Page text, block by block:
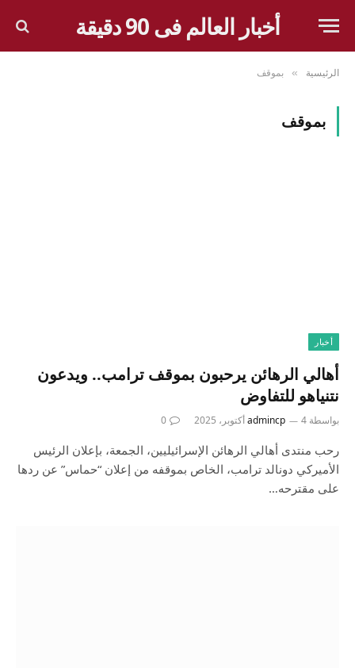
أخبار العالم فى 90 دقيقة
الرئيسية » بموقف
بموقف
أخبار
أهالي الرهائن يرحبون بموقف ترامب.. ويدعون
نتنياهو للتفاوض
بواسطة admincp 4 أكتوبر، 2025 0
رحب منتدى أهالي الرهائن الإسرائيليين، الجمعة، بإعلان الرئيس
الأميركي دونالد ترامب، الخاص بموقفه من إعلان “حماس” عن ردها
على مقترحه…